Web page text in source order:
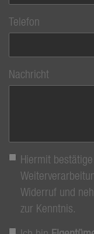
Telefon
Nachricht
Hiermit
Widerruf und
zur Kenntnis.